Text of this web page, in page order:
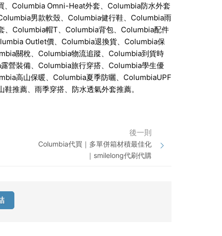
Columbia Omni-Heat外套、Columbia防水外套
男款軟殼、Columbia健行鞋、Columbia雨
Columbia帽T、Columbia背包、Columbia配件
Outlet價、Columbia退換貨、Columbia保
關稅、Columbia物流追蹤、Columbia到貨時
營裝備、Columbia旅行穿搭、Columbia學生優
高山保暖、Columbia夏季防曬、ColumbiaUPF
推薦、雨季穿搭、防水透氣外套推薦。
後一則
Columbia代買｜多單併箱材積最佳化
｜smilelong代刷代購